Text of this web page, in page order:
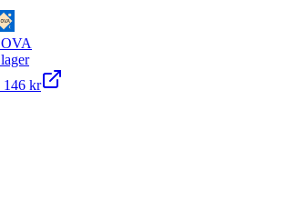
146 kr